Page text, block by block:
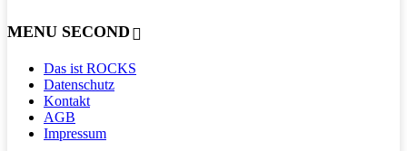
MENU SECOND
Das ist ROCKS
Datenschutz
Kontakt
AGB
Impressum